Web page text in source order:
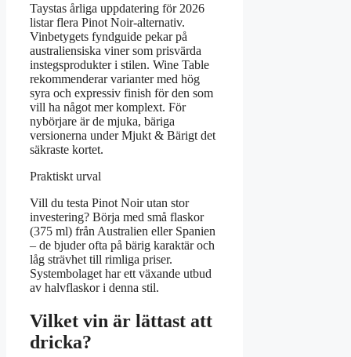
Taystas årliga uppdatering för 2026
listar flera Pinot Noir-alternativ.
Vinbetygets fyndguide pekar på
australiensiska viner som prisvärda
instegsprodukter i stilen. Wine Table
rekommenderar varianter med hög
syra och expressiv finish för den som
vill ha något mer komplext. För
nybörjare är de mjuka, bäriga
versionerna under Mjukt & Bärigt det
säkraste kortet.
Praktiskt urval
Vill du testa Pinot Noir utan stor
investering? Börja med små flaskor
(375 ml) från Australien eller Spanien
– de bjuder ofta på bärig karaktär och
låg strävhet till rimliga priser.
Systembolaget har ett växande utbud
av halvflaskor i denna stil.
Vilket vin är lättast att
dricka?